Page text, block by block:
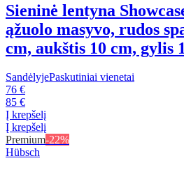
Sieninė lentyna
ąžuolo masyvo, rudos
cm, aukštis 10 cm, gylis
SandėlyjePaskutiniai vienetai
76 €
85 €
Į krepšelį
Į krepšelį
Premium-22%
Hübsch